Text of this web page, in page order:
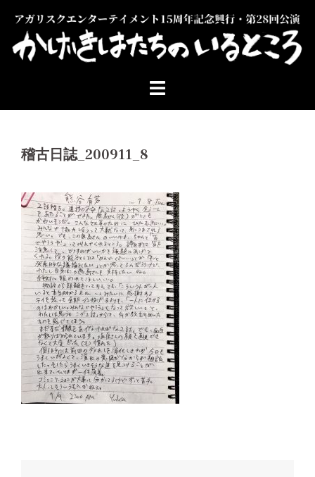
稽古日誌_200911_8